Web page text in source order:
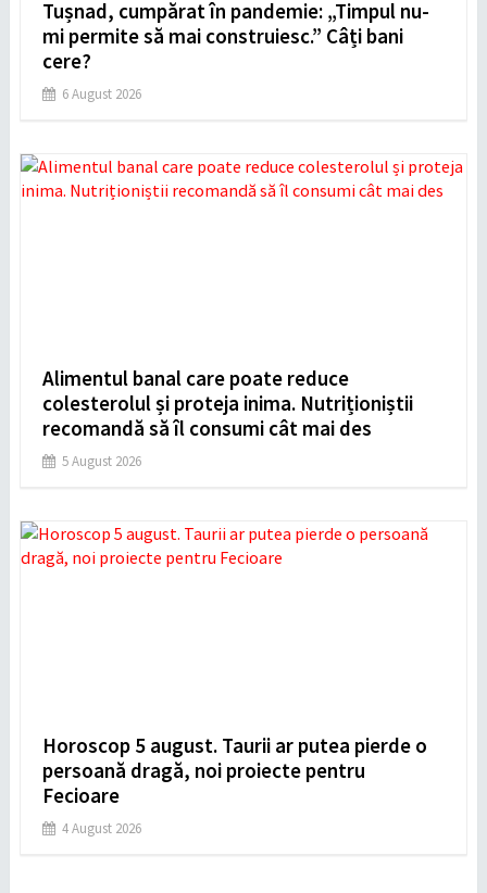
Tușnad, cumpărat în pandemie: „Timpul nu-
mi permite să mai construiesc.” Câți bani
cere?
6 August 2026
Alimentul banal care poate reduce
colesterolul și proteja inima. Nutriționiștii
recomandă să îl consumi cât mai des
5 August 2026
Horoscop 5 august. Taurii ar putea pierde o
persoană dragă, noi proiecte pentru
Fecioare
4 August 2026